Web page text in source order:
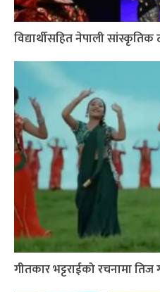
विद्यार्थीसहित नेपाली सांस्कृतिक
गीतकार भट्टराईको रचनामा तिज